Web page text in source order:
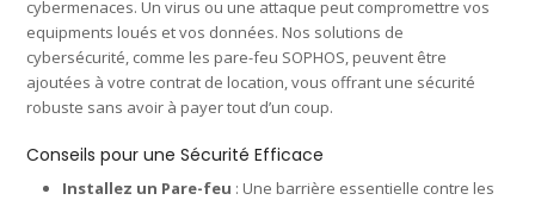
cybermenaces. Un virus ou une attaque peut compromettre vos
equipments loués et vos données. Nos solutions de
cybersécurité, comme les pare-feu SOPHOS, peuvent être
ajoutées à votre contrat de location, vous offrant une sécurité
robuste sans avoir à payer tout d’un coup.
Conseils pour une Sécurité Efficace
Installez un Pare-feu : Une barrière essentielle contre les